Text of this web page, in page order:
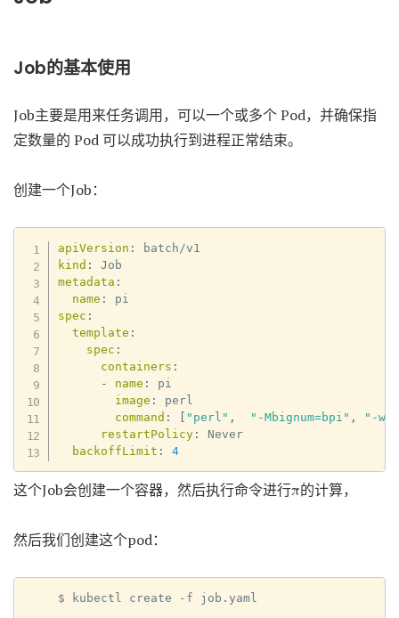
Job的基本使用
Job主要是用来任务调用，可以一个或多个 Pod，并确保指
定数量的 Pod 可以成功执行到进程正常结束。
创建一个Job：
apiVersion :
kind :
metadata :
name :
spec :
template :
spec :
containers :
-
name :
pi
image :
perl
command : [ "perl" , "-Mbignum=bpi" ,
"-
restartPolicy :
Never
backoffLimit : 4
这个Job会创建一个容器，然后执行命令进行π的计算，
然后我们创建这个pod：
$ kubectl create -f job.yaml